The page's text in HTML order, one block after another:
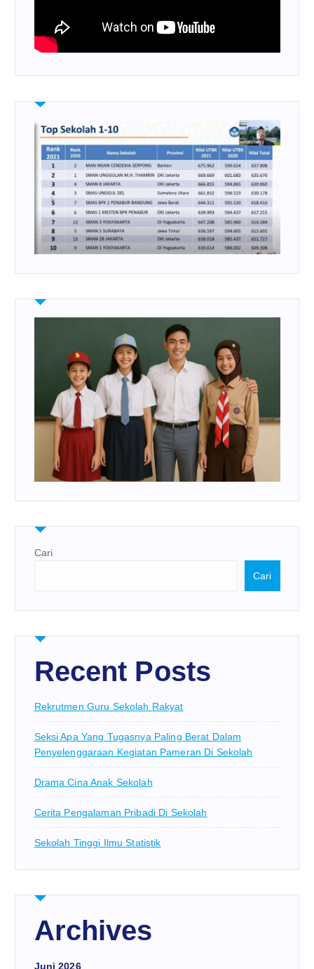
Cari
Cari
Recent Posts
Rekrutmen Guru Sekolah Rakyat
Seksi Apa Yang Tugasnya Paling Berat Dalam
Penyelenggaraan Kegiatan Pameran Di Sekolah
Drama Cina Anak Sekolah
Cerita Pengalaman Pribadi Di Sekolah
Sekolah Tinggi Ilmu Statistik
Archives
Juni 2026